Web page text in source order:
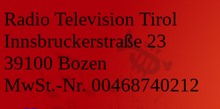
Radio Television Tirol
Innsbruckerstraße 23
39100 Bozen
MwSt.-Nr. 00468740212